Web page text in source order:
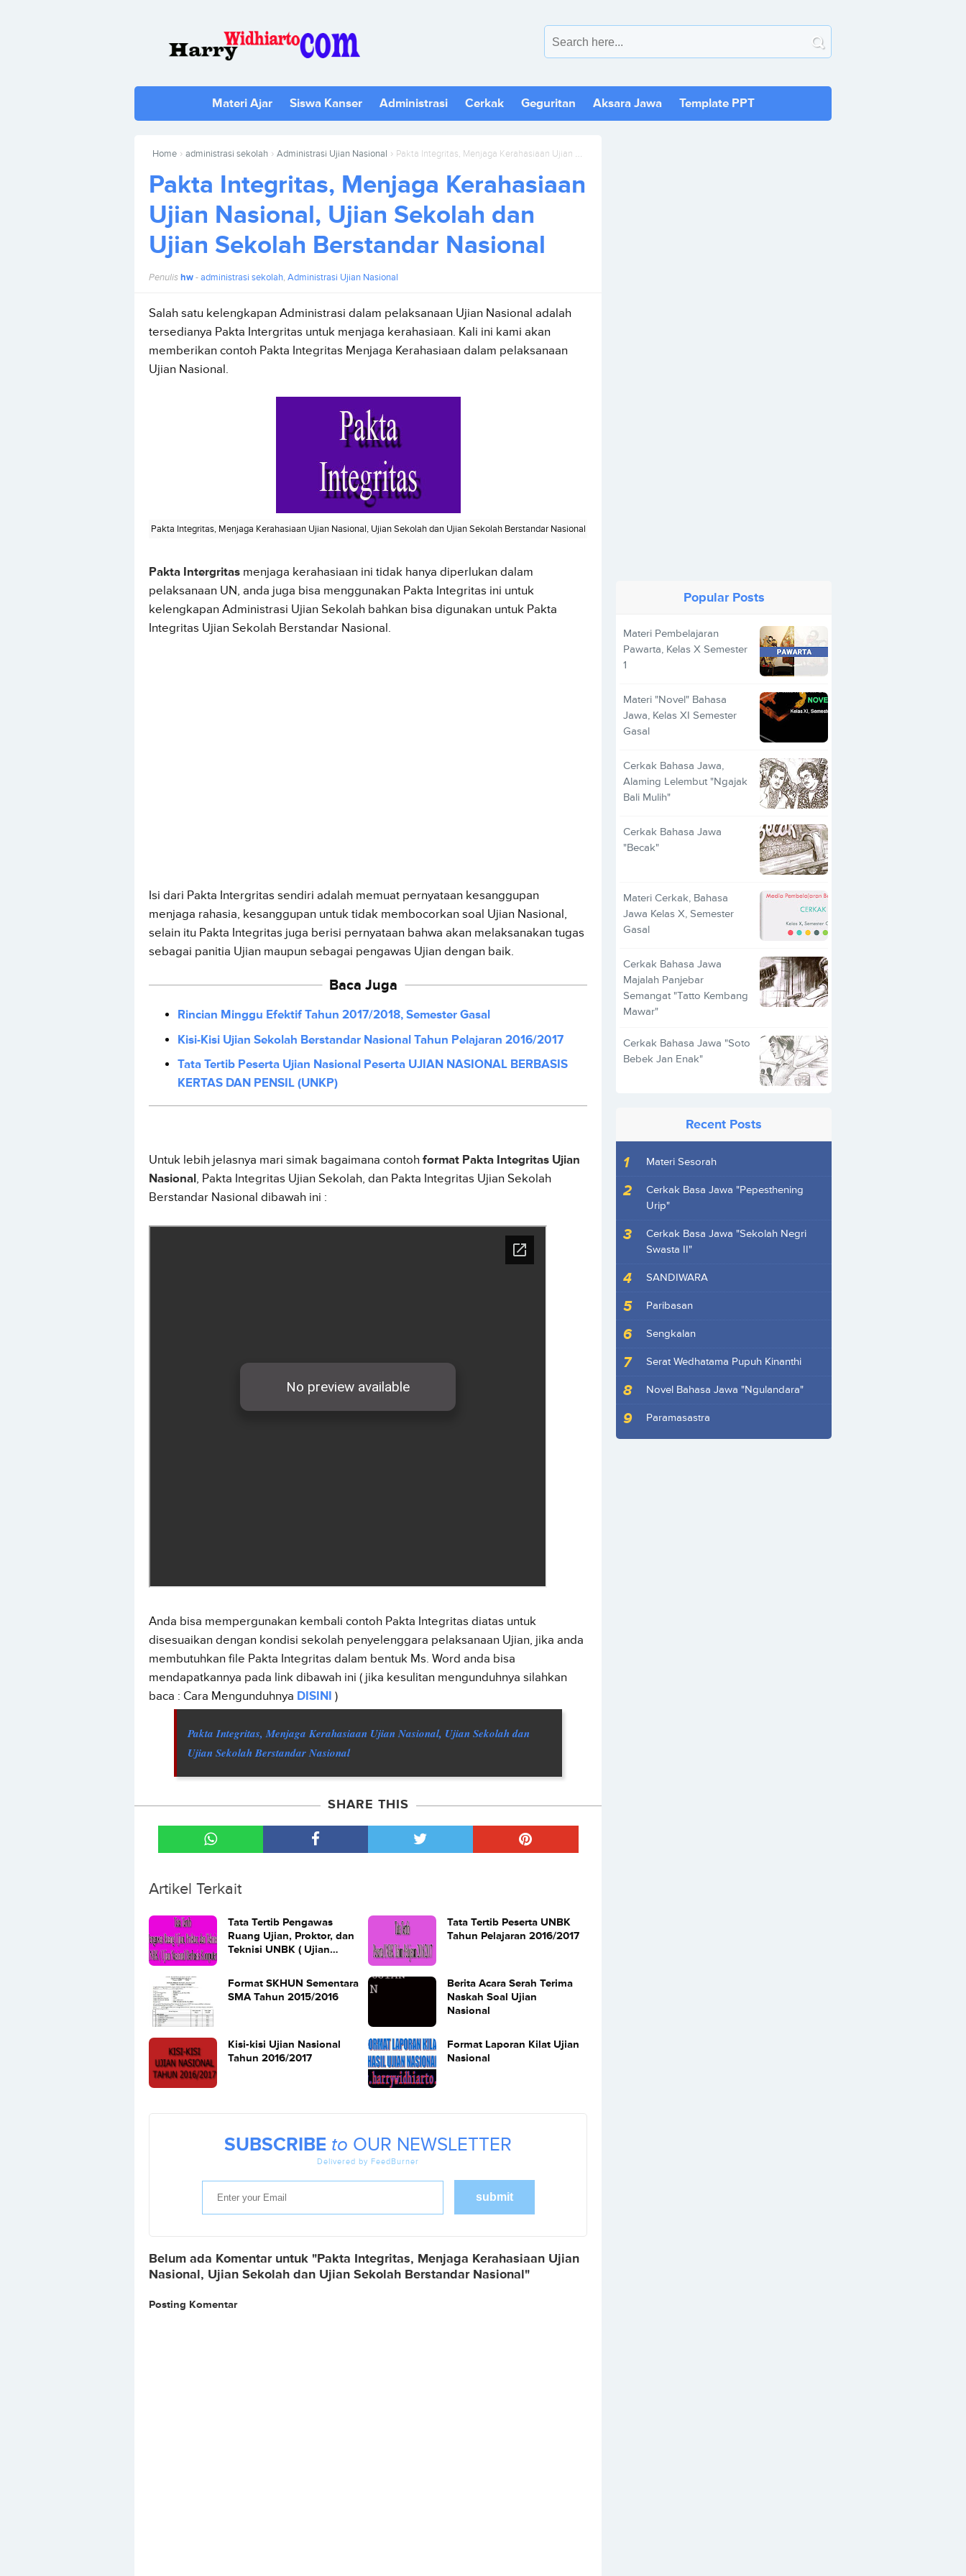
Materi Ajar Siswa Kanser Administrasi Cerkak Geguritan Aksara Jawa Template PPT
Home › administrasi sekolah › Administrasi Ujian Nasional › Pakta Integritas, Menjaga Kerahasiaan Ujian Nasional, Ujian Sekolah dan Ujian Sekolah Berstandar Nasional
Pakta Integritas, Menjaga Kerahasiaan
Ujian Nasional, Ujian Sekolah dan
Ujian Sekolah Berstandar Nasional
Penulishw-administrasi sekolah, Administrasi Ujian Nasional
Salah satu kelengkapan Administrasi dalam pelaksanaan Ujian Nasional adalah
tersedianya Pakta Intergritas untuk menjaga kerahasiaan. Kali ini kami akan
memberikan contoh Pakta Integritas Menjaga Kerahasiaan dalam pelaksanaan
Ujian Nasional.
Pakta Integritas, Menjaga Kerahasiaan Ujian Nasional, Ujian Sekolah dan Ujian Sekolah Berstandar Nasional
Pakta Intergritas menjaga kerahasiaan ini tidak hanya diperlukan dalam
pelaksanaan UN, anda juga bisa menggunakan Pakta Integritas ini untuk
kelengkapan Administrasi Ujian Sekolah bahkan bisa digunakan untuk Pakta
Integritas Ujian Sekolah Berstandar Nasional.
Isi dari Pakta Intergritas sendiri adalah memuat pernyataan kesanggupan
menjaga rahasia, kesanggupan untuk tidak membocorkan soal Ujian Nasional,
selain itu Pakta Integritas juga berisi pernyataan bahwa akan melaksanakan tugas
sebagai panitia Ujian maupun sebagai pengawas Ujian dengan baik.
Baca Juga
Rincian Minggu Efektif Tahun 2017/2018, Semester Gasal
Kisi-Kisi Ujian Sekolah Berstandar Nasional Tahun Pelajaran 2016/2017
Tata Tertib Peserta Ujian Nasional Peserta UJIAN NASIONAL BERBASIS
KERTAS DAN PENSIL (UNKP)
Untuk lebih jelasnya mari simak bagaimana contoh format Pakta Integritas Ujian
Nasional, Pakta Integritas Ujian Sekolah, dan Pakta Integritas Ujian Sekolah
Berstandar Nasional dibawah ini :
Anda bisa mempergunakan kembali contoh Pakta Integritas diatas untuk
disesuaikan dengan kondisi sekolah penyelenggara pelaksanaan Ujian, jika anda
membutuhkan file Pakta Integritas dalam bentuk Ms. Word anda bisa
mendapatkannya pada link dibawah ini ( jika kesulitan mengunduhnya silahkan
baca : Cara Mengunduhnya DISINI )
Pakta Integritas, Menjaga Kerahasiaan Ujian Nasional, Ujian Sekolah dan
Ujian Sekolah Berstandar Nasional
SHARE THIS
Artikel Terkait
Tata Tertib Pengawas
Ruang Ujian, Proktor, dan
Teknisi UNBK ( Ujian
Komputer )
Tata Tertib Peserta UNBK
Tahun Pelajaran 2016/2017
Format SKHUN Sementara
SMA Tahun 2015/2016
Berita Acara Serah Terima
Naskah Soal Ujian
Nasional
Kisi-kisi Ujian Nasional
Tahun 2016/2017
Format Laporan Kilat Ujian
Nasional
SUBSCRIBE to OUR NEWSLETTER
Delivered by FeedBurner
Belum ada Komentar untuk "Pakta Integritas, Menjaga Kerahasiaan Ujian
Nasional, Ujian Sekolah dan Ujian Sekolah Berstandar Nasional"
Posting Komentar
Popular Posts
Materi Pembelajaran
Pawarta, Kelas X Semester
1
Materi "Novel" Bahasa
Jawa, Kelas XI Semester
Gasal
Cerkak Bahasa Jawa,
Alaming Lelembut "Ngajak
Bali Mulih"
Cerkak Bahasa Jawa
"Becak"
Materi Cerkak, Bahasa
Jawa Kelas X, Semester
Gasal
Cerkak Bahasa Jawa
Majalah Panjebar
Semangat "Tatto Kembang
Mawar"
Cerkak Bahasa Jawa "Soto
Bebek Jan Enak"
Recent Posts
Materi Sesorah
Cerkak Basa Jawa "Pepesthening
Urip"
Cerkak Basa Jawa "Sekolah Negri
Swasta II"
SANDIWARA
Paribasan
Sengkalan
Serat Wedhatama Pupuh Kinanthi
Novel Bahasa Jawa "Ngulandara"
Paramasastra